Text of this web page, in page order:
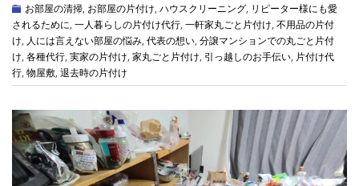
お部屋の清掃, お部屋の片付け, ハウスクリーニング, リピーター様にも愛
されるために, 一人暮らしの片付け代行, 一軒家丸ごと片付け, 不用品の片付
け, 人には言えない部屋の悩み, 代表の想い, 分譲マンションでの丸ごと片付
け, 各種代行, 実家の片付け, 家丸ごと片付け, 引っ越しのお手伝い, 片付け代
行, 物屋敷, 退去時の片付け